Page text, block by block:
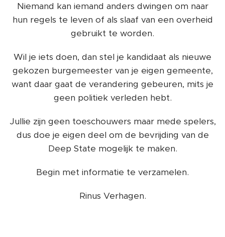
Niemand kan iemand anders dwingen om naar
hun regels te leven of als slaaf van een overheid
gebruikt te worden.
Wil je iets doen, dan stel je kandidaat als nieuwe
gekozen burgemeester van je eigen gemeente,
want daar gaat de verandering gebeuren, mits je
geen politiek verleden hebt.
Jullie zijn geen toeschouwers maar mede spelers,
dus doe je eigen deel om de bevrijding van de
Deep State mogelijk te maken.
Begin met informatie te verzamelen.
Rinus Verhagen.